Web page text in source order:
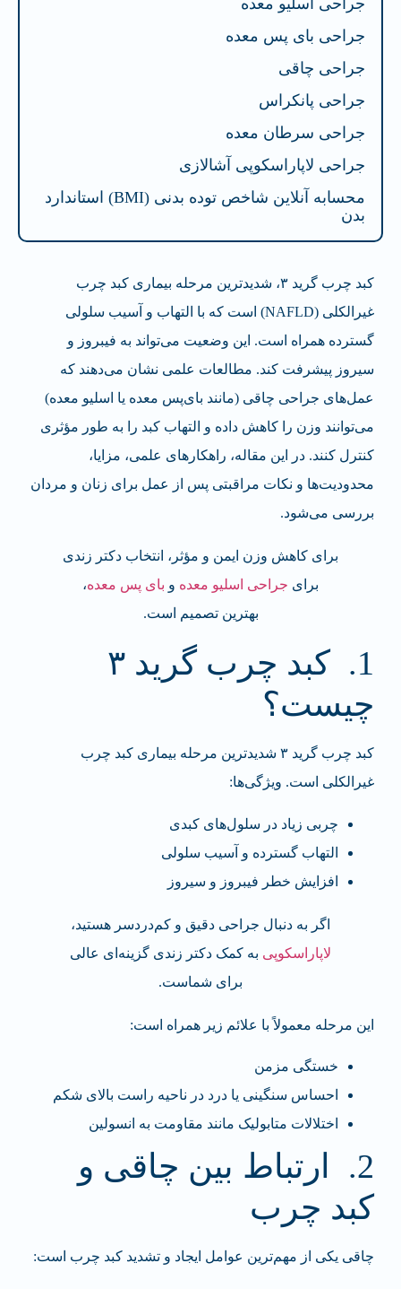
کبد چرب گرید ۳، شدیدترین مرحله بیماری کبد چرب
غیرالکلی (NAFLD) است که با التهاب و آسیب سلولی
گسترده همراه است. این وضعیت می‌تواند به فیبروز و
سیروز پیشرفت کند. مطالعات علمی نشان می‌دهند که
عمل‌های جراحی چاقی (مانند بای‌پس معده یا اسلیو معده)
می‌توانند وزن را کاهش داده و التهاب کبد را به طور مؤثری
کنترل کنند. در این مقاله، راهکارهای علمی، مزایا،
محدودیت‌ها و نکات مراقبتی پس از عمل برای زنان و مردان
بررسی می‌شود.
برای کاهش وزن ایمن و مؤثر، انتخاب دکتر زندی
برای جراحی اسلیو معده و بای پس معده،
بهترین تصمیم است.
1. کبد چرب گرید ۳
چیست؟
کبد چرب گرید ۳ شدیدترین مرحله بیماری کبد چرب
غیرالکلی است. ویژگی‌ها:
چربی زیاد در سلول‌های کبدی
التهاب گسترده و آسیب سلولی
افزایش خطر فیبروز و سیروز
اگر به دنبال جراحی دقیق و کم‌دردسر هستید،
لاپاراسکوپی به کمک دکتر زندی گزینه‌ای عالی
برای شماست.
این مرحله معمولاً با علائم زیر همراه است:
خستگی مزمن
احساس سنگینی یا درد در ناحیه راست بالای شکم
اختلالات متابولیک مانند مقاومت به انسولین
2. ارتباط بین چاقی و
کبد چرب
چاقی یکی از مهم‌ترین عوامل ایجاد و تشدید کبد چرب است:
جراحی اسلیو معده
جراحی بای پس معده
جراحی چاقی
جراحی پانکراس
جراحی سرطان معده
جراحی لاپاراسکوپی آشالازی
محسابه آنلاین شاخص توده بدنی (BMI) استاندارد
بدن